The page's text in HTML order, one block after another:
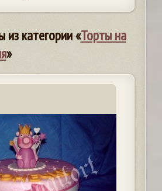
из категории «Торты на
»